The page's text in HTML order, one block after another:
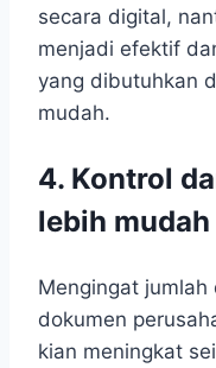
secara digital,
menjadi efektif
yang dibutuhkan
mudah.
4. Kontrol
lebih mudah
Mengingat
dokumen
kian meningkat